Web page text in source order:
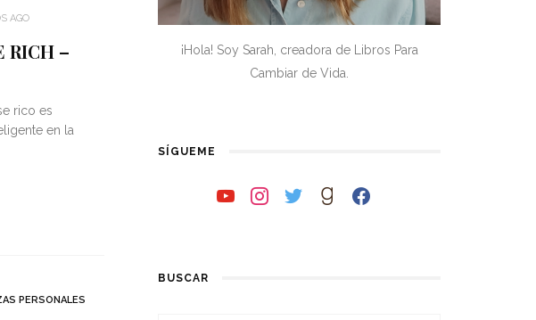
AGO
RICH –
rico es
en la
PERSONALES
¡Hola! Soy Sarah, creadora de Libros Para
Cambiar de Vida.
SÍGUEME
youtubeinstagramtwittergoodreadsfacebook
BUSCAR